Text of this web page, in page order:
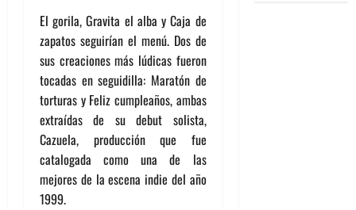
El gorila, Gravita el alba y Caja de
zapatos seguirían el menú. Dos de
sus creaciones más lúdicas fueron
tocadas en seguidilla: Maratón de
torturas y Feliz cumpleaños, ambas
extraídas de su debut solista,
Cazuela, producción que fue
catalogada como una de las
mejores de la escena indie del año
1999.